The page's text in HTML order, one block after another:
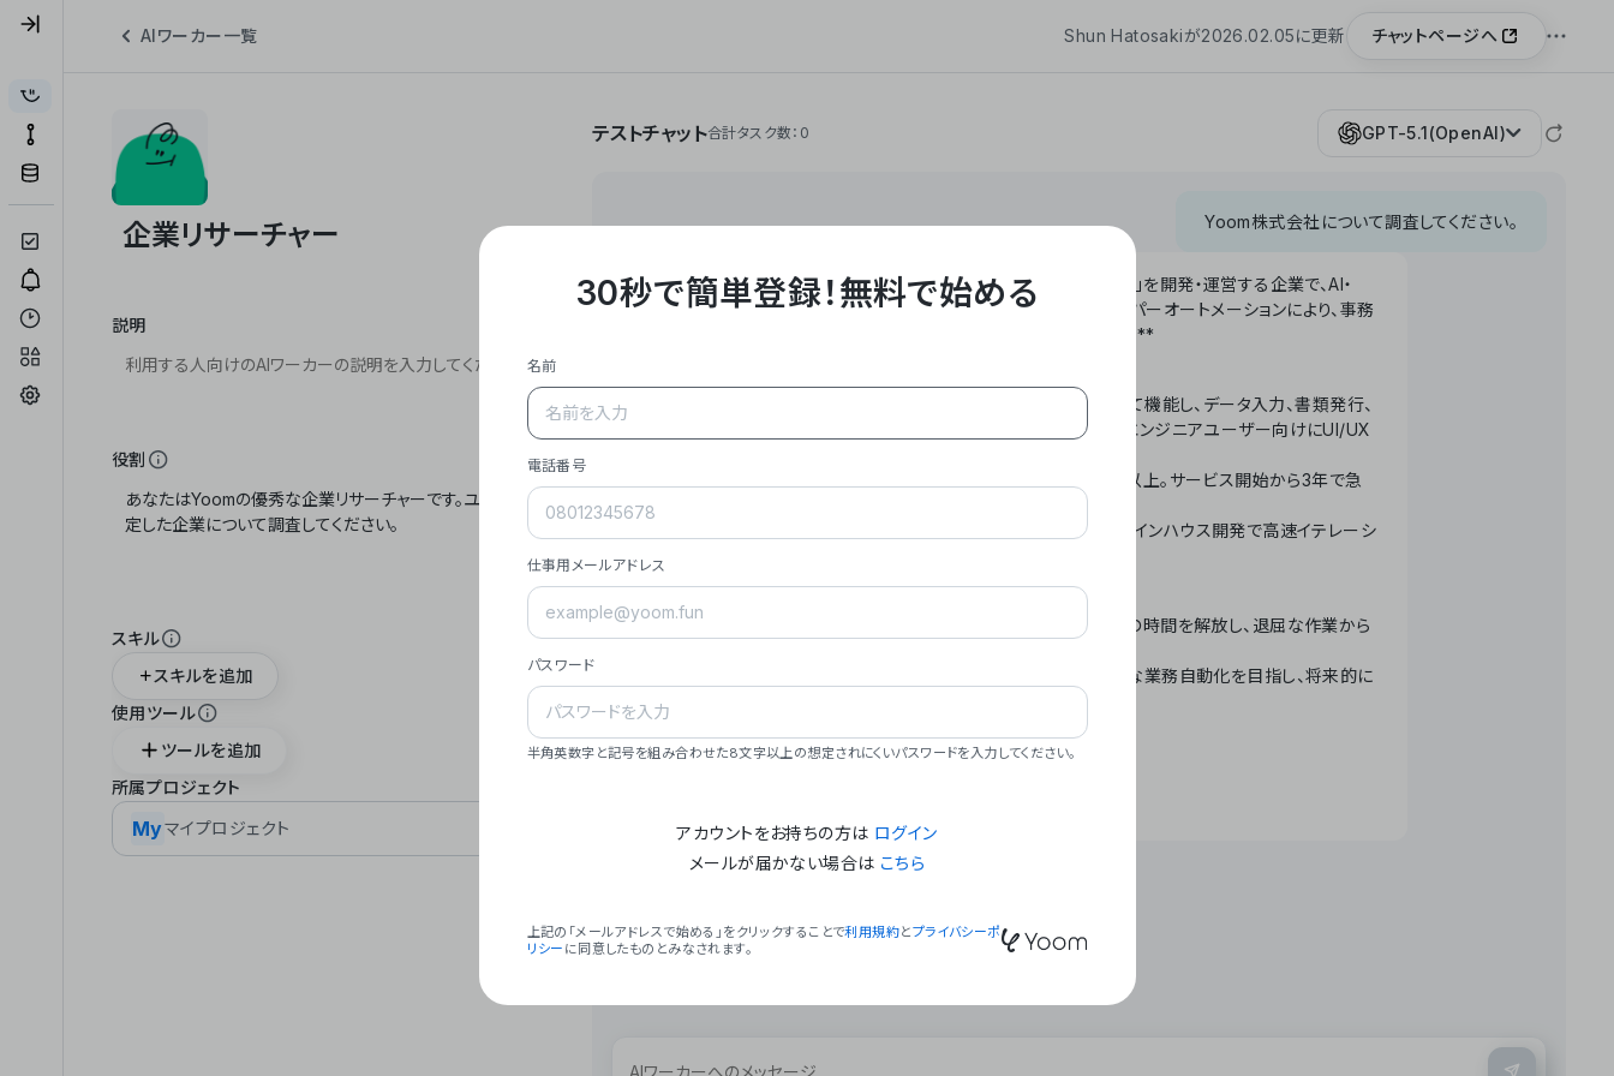
AIワーカー一覧 Shun Hatosakiが2026.02.05に更新 チャットページへ
説明
役割
スキル
スキルを追加
使用ツール
ツールを追加
所属プロジェクト
Myマイプロジェクト
テストチャット合計タスク数：0 GPT-5.1(OpenAI)
Yoom株式会社について調査してください。
**Yoom株式会社は、ビジネスオートメーションSaaS「Yoom」を開発・運営する企業で、AI・
API・RPA・OCRなどの技術をノーコードで組み合わせたハイパーオートメーションにより、事務
作業やデスクワークを自動化するサービスを提供しています。**
- **主力プロダクト「Yoom」**: SaaS連携データベースとして機能し、データ入力、書類発行、
メール対応、請求書処理、日報作成などの業務を自動化。非エンジニアユーザー向けにUI/UX
- **実績**: 国内利用社数20,000社超、直近成長率300%以上。サービス開始から3年で急
- **強み**: すべての自動化技術を1プラットフォームで完結。インハウス開発で高速イテレーシ
- **ミッション**: 「We Make Time」 – テクノロジーで人々の時間を解放し、退屈な作業から
- **ビジョン**: 「Global Business Automation」 – 世界的な業務自動化を目指し、将来的に
### 会社概要
30秒で簡単登録！無料で始める
名前
電話番号
仕事用メールアドレス
パスワード
半角英数字と記号を組み合わせた8文字以上の想定されにくいパスワードを入力してください。
アカウントをお持ちの方は ログイン
メールが届かない場合は こちら
上記の「メールアドレスで始める」をクリックすることで利用規約とプライバシーポ
リシー に同意したものとみなされます。